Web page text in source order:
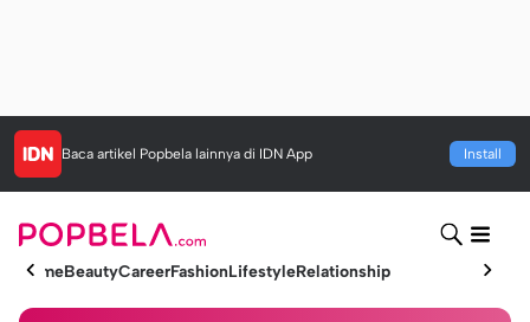
Baca artikel Popbela lainnya di IDN App Install
HomeBeautyCareerFashionLifestyleRelationship